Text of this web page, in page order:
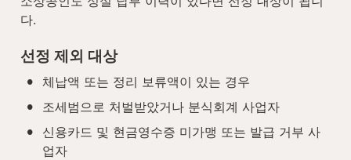
다.
선정 제외 대상
• 체납액 또는 정리 보류액이 있는 경우
• 조세범으로 처벌받았거나 분식회계 사업자
•
신용카드 및 현금영수증 미가맹 또는 발급 거부 사
업자